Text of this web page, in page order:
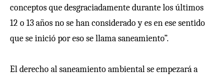
conceptos que desgraciadamente durante los últimos
12 o 13 años no se han considerado y es en ese sentido
que se inició por eso se llama saneamiento”.
El derecho al saneamiento ambiental se empezará a